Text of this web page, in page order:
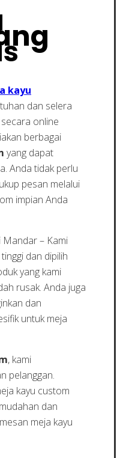
kayu
dan selera
online
berbagai
yang dapat
Anda tidak perlu
pesan melalui
impian Anda
Mandar – Kami
dan dipilih
yang kami
rusak. Anda juga
dan
untuk meja
, kami
pelanggan.
kayu custom
dan
meja kayu